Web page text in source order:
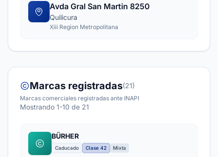
Avda Gral San Martin 8250
Quilicura
Xiii Region Metropolitana
Marcas registradas(21)
Marcas comerciales registradas ante INAPI
Mostrando 1-10 de 21
BÜRHER
Caducado Clase 42 Mixta